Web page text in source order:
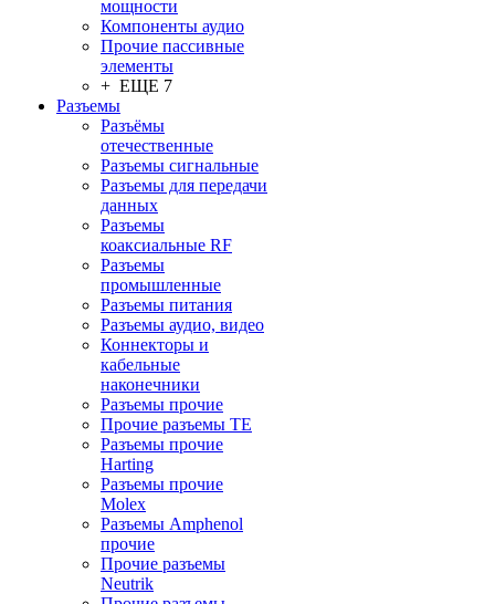
мощности
Компоненты аудио
Прочие пассивные
элементы
+ ЕЩЕ 7
Разъeмы
Разъёмы
отечественные
Разъeмы сигнальные
Разъeмы для передачи
данных
Разъeмы
коаксиальные RF
Разъeмы
промышленные
Разъeмы питания
Разъeмы аудио, видео
Коннекторы и
кабельные
наконечники
Разъeмы прочие
Прочие разъемы TE
Разъемы прочие
Harting
Разъемы прочие
Molex
Разъемы Amphenol
прочие
Прочие разъемы
Neutrik